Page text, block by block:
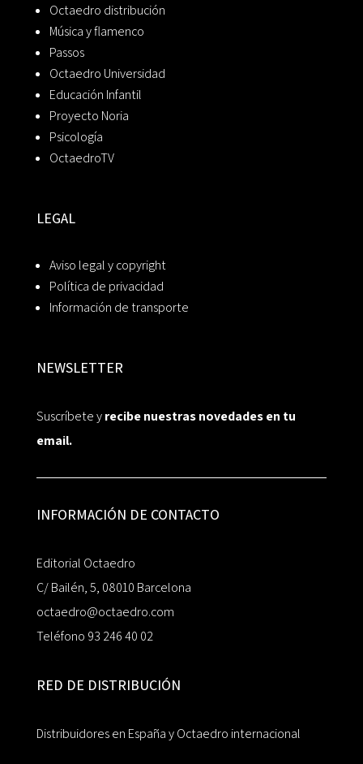
Octaedro distribución
Música y flamenco
Passos
Octaedro Universidad
Educación Infantil
Proyecto Noria
Psicología
OctaedroTV
LEGAL
Aviso legal y copyright
Política de privacidad
Información de transporte
NEWSLETTER
Suscríbete yrecibe nuestras novedades en tu
email.
INFORMACIÓN DE CONTACTO
Editorial Octaedro
C/ Bailén, 5, 08010 Barcelona
octaedro@octaedro.com
Teléfono 93 246 40 02
RED DE DISTRIBUCIÓN
Distribuidores en España y Octaedro internacional